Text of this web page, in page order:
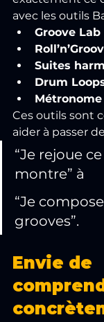
avec les outils
Groove Lab
Suites
Drum
Métronome
Ces outils sont
aider à passer
“Je rejoue
montre” à
“Je
grooves”.
Envie de